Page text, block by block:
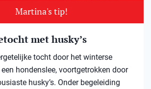
Martina's tip!
met husky’s
tocht door het winterse
hondenslee, voortgetrokken door
husky’s. Onder begeleiding